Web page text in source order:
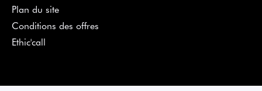
Plan du site
Conditions des offres
Ethic'call